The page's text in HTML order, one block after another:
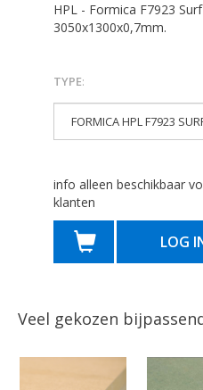
HPL - Formica F7923
3050x1300x0,7mm.
TYPE:
info alleen beschikbaar
klanten
LOG
Veel gekozen